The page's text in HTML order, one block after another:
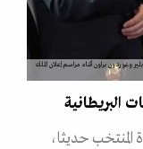
وغوردون براون أثناء مراسم إعلان الملك
البريطانية
المنتخب حديثا،